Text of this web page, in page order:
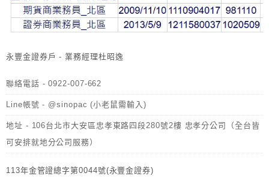
永豐金證券戶 - 業務經理杜昭逸
聯絡電話 - 0922-007-662
Line帳號 - @sinopac (小老鼠需輸入)
地址 - 106台北市大安區忠孝東路四段280號2樓 忠孝分公司（全台皆
可安排就地分公司服務）
113年金管證總字第0044號(永豐金證券)